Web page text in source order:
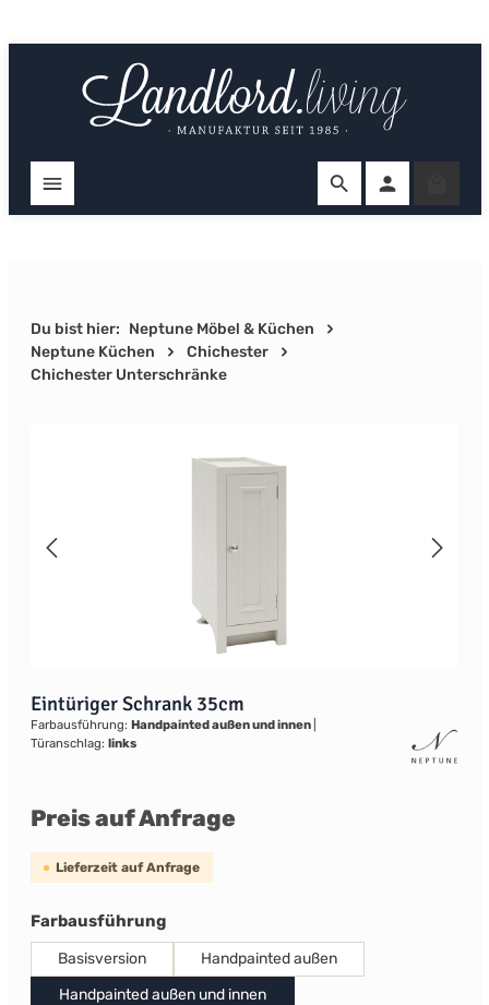
Du bist hier: Neptune Möbel & Küchen
Neptune Küchen
Chichester
Chichester Unterschränke
Eintüriger Schrank 35cm
Farbausführung: Handpainted außen und innen
Türanschlag: links
Preis auf Anfrage
Lieferzeit auf Anfrage
Farbausführungauswählen
Basisversion
Handpainted außen
Handpainted außen und innen